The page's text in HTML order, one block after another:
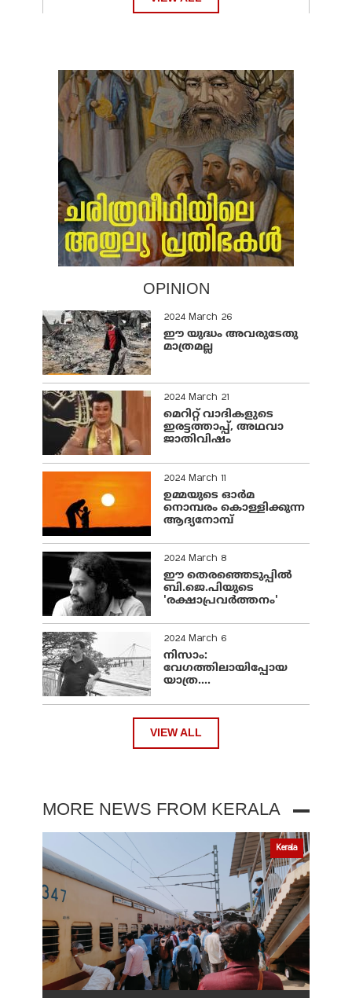
OPINION
2024 March 26
ഈ യുദ്ധം അവരുടേതു
മാത്രമല്ല
2024 March 21
മെറിറ്റ് വാദികളുടെ
ഇരട്ടത്താപ്പ്, അഥവാ
ജാതിവിഷം
2024 March 11
ഉമ്മയുടെ ഓർമ
നൊമ്പരം കൊള്ളിക്കുന്ന
ആദ്യനോമ്പ്
2024 March 8
ഈ തെരഞ്ഞെടുപ്പില്‍
ബി.ജെ.പിയുടെ
'രക്ഷാപ്രവര്‍ത്തനം'
2024 March 6
നിസാം:
വേഗത്തിലായിപ്പോയ
യാത്ര....
VIEW ALL
MORE NEWS FROM KERALA
Kerala